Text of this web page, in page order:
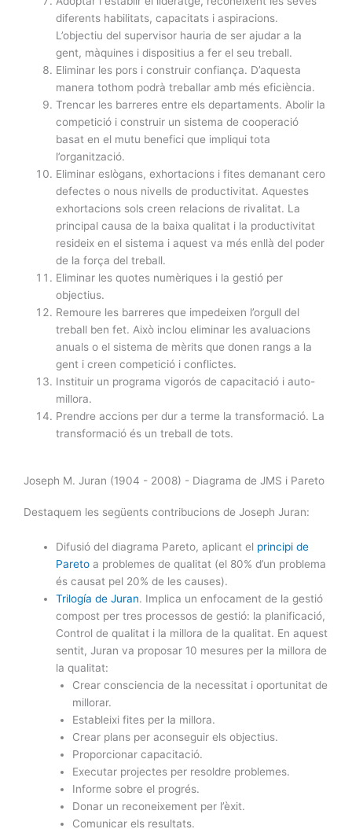
diferents habilitats, capacitats i aspiracions.
L’objectiu del supervisor hauria de ser ajudar a la
gent, màquines i dispositius a fer el seu treball.
Eliminar les pors i construir confiança. D’aquesta
manera tothom podrà treballar amb més eficiència.
Trencar les barreres entre els departaments. Abolir la
competició i construir un sistema de cooperació
basat en el mutu benefici que impliqui tota
l’organització.
Eliminar eslògans, exhortacions i fites demanant cero
defectes o nous nivells de productivitat. Aquestes
exhortacions sols creen relacions de rivalitat. La
principal causa de la baixa qualitat i la productivitat
resideix en el sistema i aquest va més enllà del poder
de la força del treball.
Eliminar les quotes numèriques i la gestió per
objectius.
Remoure les barreres que impedeixen l’orgull del
treball ben fet. Això inclou eliminar les avaluacions
anuals o el sistema de mèrits que donen rangs a la
gent i creen competició i conflictes.
Instituir un programa vigorós de capacitació i auto-
millora.
Prendre accions per dur a terme la transformació. La
transformació és un treball de tots.
Joseph M. Juran (1904 - 2008) - Diagrama de JMS i Pareto
Destaquem les següents contribucions de Joseph Juran:
Difusió del diagrama Pareto, aplicant el principi de
Pareto a problemes de qualitat (el 80% d’un problema
és causat pel 20% de les causes).
Trilogía de Juran. Implica un enfocament de la gestió
compost per tres processos de gestió: la planificació,
Control de qualitat i la millora de la qualitat. En aquest
sentit, Juran va proposar 10 mesures per la millora de
la qualitat:
Crear consciencia de la necessitat i oportunitat de
millorar.
Estableixi fites per la millora.
Crear plans per aconseguir els objectius.
Proporcionar capacitació.
Executar projectes per resoldre problemes.
Informe sobre el progrés.
Donar un reconeixement per l’èxit.
Comunicar els resultats.